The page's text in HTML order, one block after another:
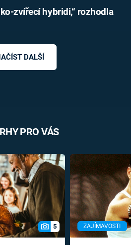
zvířecí hybridi,“ rozhodla
DALŠÍ
PRO VÁS
5 ZAJÍMAVOSTI